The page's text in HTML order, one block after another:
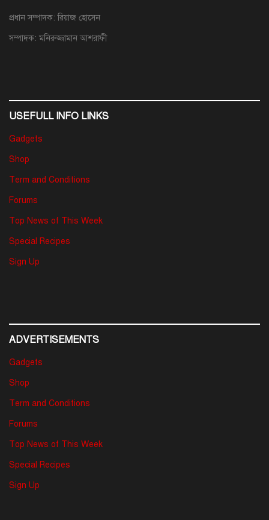
প্রধান সম্পাদক: রিয়াজ হোসেন
সম্পাদক: মনিরুজ্জামান আশরাফী
USEFULL INFO LINKS
Gadgets
Shop
Term and Conditions
Forums
Top News of This Week
Special Recipes
Sign Up
ADVERTISEMENTS
Gadgets
Shop
Term and Conditions
Forums
Top News of This Week
Special Recipes
Sign Up